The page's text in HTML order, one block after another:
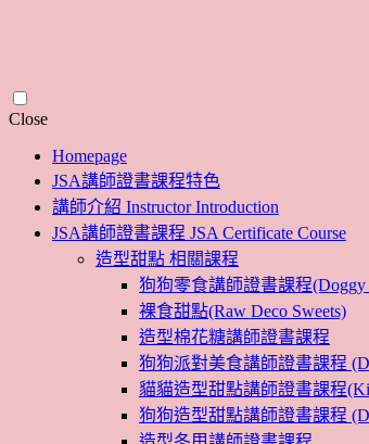
CloseSkip
content
Homepage
JSA講師證書課程特色
講師介紹 Instructor Introduction
JSA講師證書課程 JSA Certificate Course
造型甜點 相關課程
狗狗零食講師證書課程(Doggy
裸食甜點(Raw Deco Sweets)
造型棉花糖講師證書課程
狗狗派對美食講師證書課程
貓貓造型甜點講師證書課程
狗狗造型甜點講師證書課程